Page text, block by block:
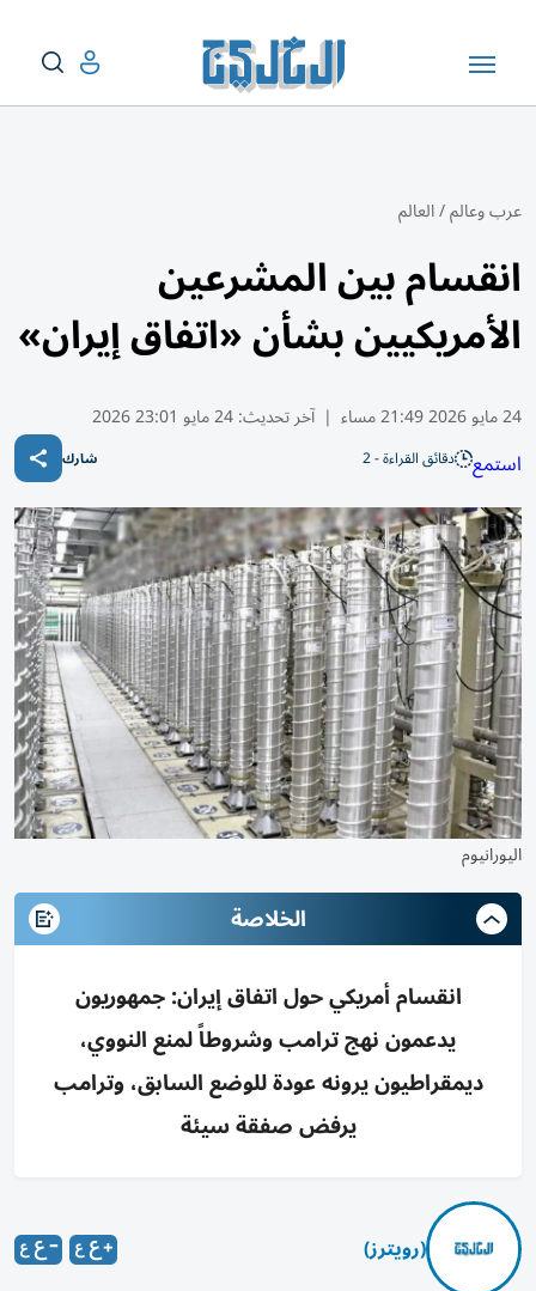
عرب وعالم/العالم
انقسام بين المشرعين
الأمريكيين بشأن «اتفاق إيران»
24 مايو 2026 21:49 مساء | آخر تحديث:24 مايو 23:01 2026
استمع دقائق القراءة - 2 شارك
اليورانيوم
الخلاصة
انقسام أمريكي حول اتفاق إيران: جمهوريون
يدعمون نهج ترامب وشروطاً لمنع النووي،
ديمقراطيون يرونه عودة للوضع السابق، وترامب
يرفض صفقة سيئة
(رويترز)